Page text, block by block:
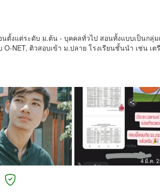
ตั้งแต่ระดับ ม.ต้น - บุคคลทั่วไป สอนทั้งแบบเป็นกลุ่
NET, ติวสอบเข้า ม.ปลาย โรงเรียนชั้นนำ เช่น เ